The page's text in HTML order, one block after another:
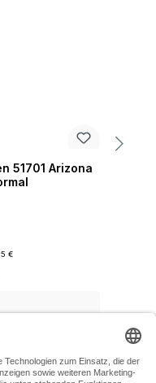
51701 Arizona
€
Uhr Sa: 9:30 - 16 Uhr)